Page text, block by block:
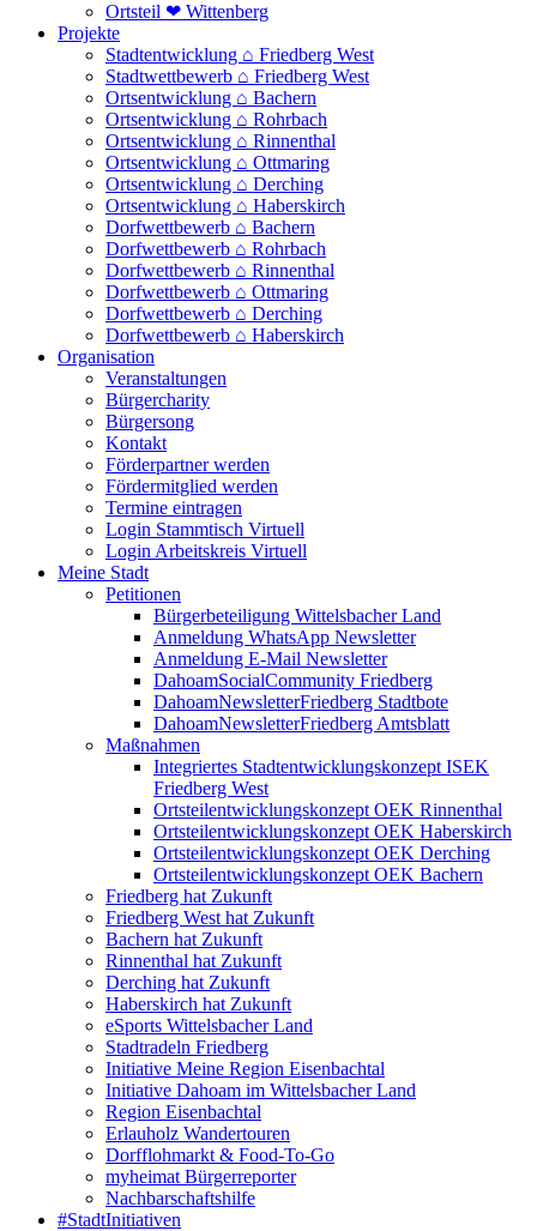
Ortsteil ❤ Wittenberg
Projekte
Stadtentwicklung ⌂ Friedberg West
Stadtwettbewerb ⌂ Friedberg West
Ortsentwicklung ⌂ Bachern
Ortsentwicklung ⌂ Rohrbach
Ortsentwicklung ⌂ Rinnenthal
Ortsentwicklung ⌂ Ottmaring
Ortsentwicklung ⌂ Derching
Ortsentwicklung ⌂ Haberskirch
Dorfwettbewerb ⌂ Bachern
Dorfwettbewerb ⌂ Rohrbach
Dorfwettbewerb ⌂ Rinnenthal
Dorfwettbewerb ⌂ Ottmaring
Dorfwettbewerb ⌂ Derching
Dorfwettbewerb ⌂ Haberskirch
Organisation
Veranstaltungen
Bürgercharity
Bürgersong
Kontakt
Förderpartner werden
Fördermitglied werden
Termine eintragen
Login Stammtisch Virtuell
Login Arbeitskreis Virtuell
Meine Stadt
Petitionen
Bürgerbeteiligung Wittelsbacher Land
Anmeldung WhatsApp Newsletter
Anmeldung E-Mail Newsletter
DahoamSocialCommunity Friedberg
DahoamNewsletterFriedberg Stadtbote
DahoamNewsletterFriedberg Amtsblatt
Maßnahmen
Integriertes Stadtentwicklungskonzept ISEK
Friedberg West
Ortsteilentwicklungskonzept OEK Rinnenthal
Ortsteilentwicklungskonzept OEK Haberskirch
Ortsteilentwicklungskonzept OEK Derching
Ortsteilentwicklungskonzept OEK Bachern
Friedberg hat Zukunft
Friedberg West hat Zukunft
Bachern hat Zukunft
Rinnenthal hat Zukunft
Derching hat Zukunft
Haberskirch hat Zukunft
eSports Wittelsbacher Land
Stadtradeln Friedberg
Initiative Meine Region Eisenbachtal
Initiative Dahoam im Wittelsbacher Land
Region Eisenbachtal
Erlauholz Wandertouren
Dorfflohmarkt & Food-To-Go
myheimat Bürgerreporter
Nachbarschaftshilfe
#StadtInitiativen